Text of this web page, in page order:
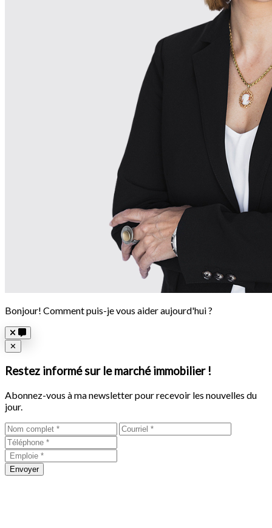
Bonjour! Comment puis-je vous aider aujourd'hui ?
Close
✕
Restez informé sur le marché immobilier !
Abonnez-vous à ma newsletter pour recevoir les nouvelles du
jour.
Envoyer